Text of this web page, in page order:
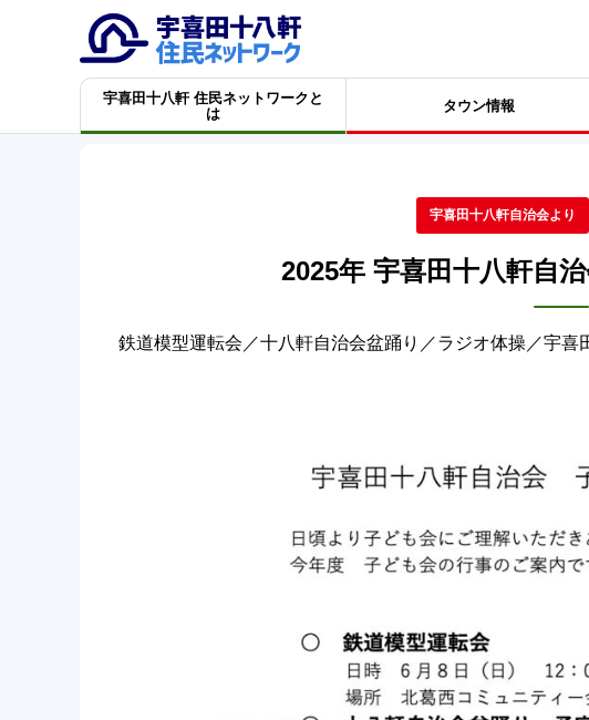
宇喜田十八軒 住民ネットワークと
は
タウン情報
宇喜田十八軒自治会より
2025年 宇喜田十八軒自
鉄道模型運転会／十八軒自治会盆踊り／ラジオ体操／宇